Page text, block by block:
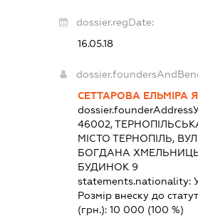
dossier.regDate:
16.05.18
СЕТТАРОВА ЕЛЬМІРА
dossier.founderAddress
46002,
МІСТО ТЕРНОПІЛЬ,
БОГДАНА
БУДИНОК 9
statements.nationality:
Розмір внеску до
(грн.): 10 000 (100 %)